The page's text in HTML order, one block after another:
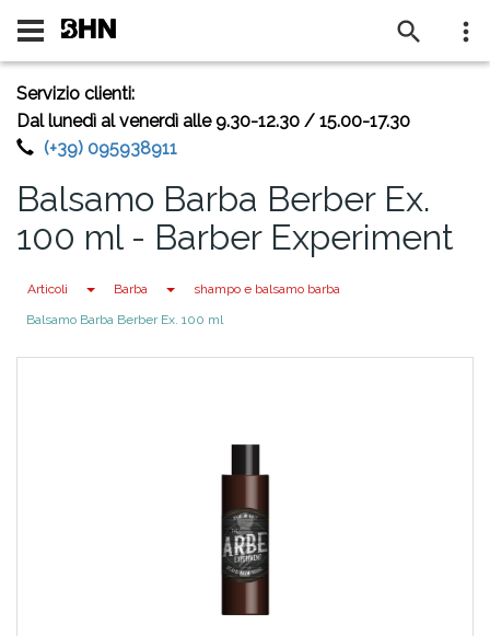
Servizio clienti:
Dal lunedì al venerdì alle 9.30-12.30 / 15.00-17.30
(+39) 095938911
Balsamo Barba Berber Ex.
100 ml - Barber Experiment
Articoli Toggle Dropdown
Barba Toggle Dropdown
shampo e balsamo barba
Balsamo Barba Berber Ex. 100 ml